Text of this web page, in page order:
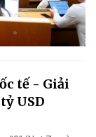
tế - Giải
USD